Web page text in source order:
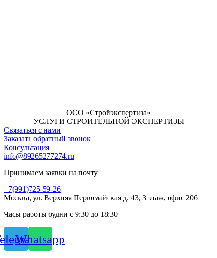
ООО «Стройэкспертиза»
УСЛУГИ СТРОИТЕЛЬНОЙ ЭКСПЕРТИЗЫ
Связаться с нами
Заказать обратный звонок
Консультация
info@89265277274.ru
Принимаем заявки на почту
+7(991)725-59-26
Москва, ул. Верхняя Первомайская д. 43, 3 этаж, офис 206
Часы работы будни с 9:30 до 18:30
Whatsapp